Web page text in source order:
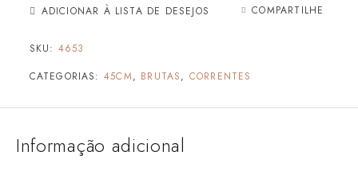
ADICIONAR À LISTA DE DESEJOS COMPARTILHE
SKU: 4653
CATEGORIAS: 45CM, BRUTAS, CORRENTES
Informação adicional